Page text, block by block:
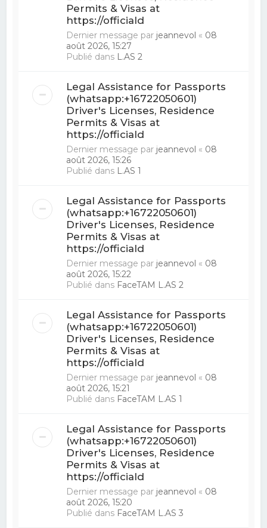
Permits & Visas at
https://officiald
Dernier message par jeannevol « 08
août 2026, 15:27
Publié dans L.AS 2
Legal Assistance for Passports
(whatsapp:+16722050601)
Driver's Licenses, Residence
Permits & Visas at
https://officiald
Dernier message par jeannevol « 08
août 2026, 15:26
Publié dans L.AS 1
Legal Assistance for Passports
(whatsapp:+16722050601)
Driver's Licenses, Residence
Permits & Visas at
https://officiald
Dernier message par jeannevol « 08
août 2026, 15:22
Publié dans FaceTAM L.AS 2
Legal Assistance for Passports
(whatsapp:+16722050601)
Driver's Licenses, Residence
Permits & Visas at
https://officiald
Dernier message par jeannevol « 08
août 2026, 15:21
Publié dans FaceTAM L.AS 1
Legal Assistance for Passports
(whatsapp:+16722050601)
Driver's Licenses, Residence
Permits & Visas at
https://officiald
Dernier message par jeannevol « 08
août 2026, 15:20
Publié dans FaceTAM L.AS 3